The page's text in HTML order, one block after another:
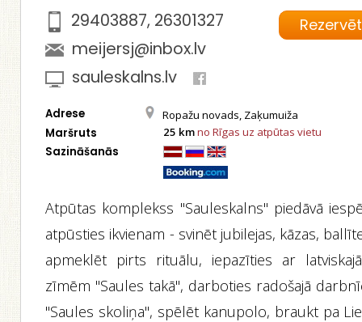
Rezervēt
29403887, 26301327
meijersj@inbox.lv
sauleskalns.lv
Adrese Ropažu novads, Zaķumuiža
Maršruts 25 kmno Rīgas uz atpūtas vietu
Sazināšanās
Atpūtas komplekss "Sauleskalns" piedāvā
atpūsties ikvienam - svinēt jubilejas, kāzas,
apmeklēt pirts rituālu, iepazīties ar
zīmēm "Saules takā", darboties radošajā
"Saules skoliņa", spēlēt kanupolo, braukt pa